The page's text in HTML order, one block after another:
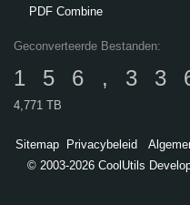
PDF Combine
Geconverteerde Bestanden:
4,771 TB
Sitemap Privacybeleid
© 2003-2026 CoolUtils